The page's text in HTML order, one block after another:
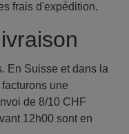
frais d'expédition.
En Suisse et dans la
une
de 8/10 CHF
12h00 sont en